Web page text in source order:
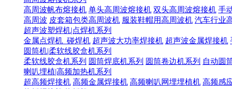
高周波帆布熔接机 单头高周波熔接机 双头高周波熔接机 手
高周波 皮套箱包类高周波机 服装鞋帽用高周波机 汽车行业
超声波塑焊机|点焊机系列
金属点焊机_碰焊机 超声波大功率焊接机 超声波金属焊接机
圆筒机|柔软线胶盒机系列
柔软线胶盒机系列 圆筒焊底机系列 圆筒卷边机系列 自动圆
喇叭埋植|高频加热机系列
超高频焊接机 高频金属焊接机 高频喇叭网埋埋植机 高频感